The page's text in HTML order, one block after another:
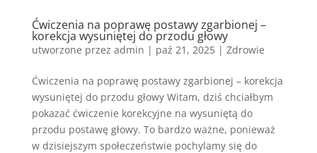
Ćwiczenia na poprawę postawy zgarbionej –
korekcja wysuniętej do przodu głowy
utworzone przez admin | paź 21, 2025| Zdrowie
Ćwiczenia na poprawę postawy zgarbionej – korekcja
wysuniętej do przodu głowy Witam, dziś chciałbym
pokazać ćwiczenie korekcyjne na wysuniętą do
przodu postawę głowy. To bardzo ważne, ponieważ
w dzisiejszym społeczeństwie pochylamy się do